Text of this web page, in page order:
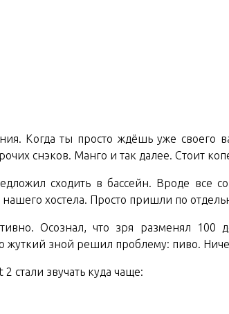
Когда ты просто ждёшь уже своего
снэков. Манго и так далее. Стоит
сходить в бассейн. Вроде все
хостела. Просто пришли по
Осознал, что зря разменял 100
жуткий зной решил проблему: пиво.
стали звучать куда чаще: